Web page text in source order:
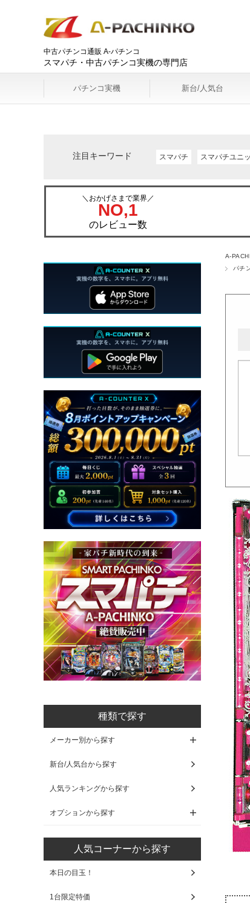
中古パチンコ通販 A-パチンコ
スマパチ・中古パチンコ実機の専門店
パチンコ実機 新台/人気台
注目キーワード スマパチ スマパチユニ
＼おかげさまで業界／
NO,1
のレビュー数
A-
パチ
種類で探す
メーカー別から探す
新台/人気台から探す
人気ランキングから探す
オプションから探す
人気コーナーから探す
本日の目玉！
1台限定特価